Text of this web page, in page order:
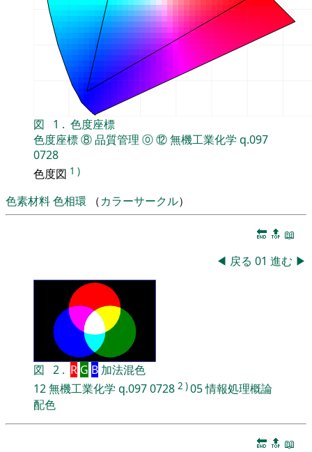
図 1 . 色度座標
色度座標⑧品質管理 ⓪⑫無機工業化学 q.097
0728
色度図 1 )
色素材料色相環 （カラーサークル）
🔚 🔝 📖
◀ 戻る 01 進む ▶
図 2 . R G B加法混色
12無機工業化学 q.0970728 2 )05情報処理概論
配色
🔚 🔝 📖